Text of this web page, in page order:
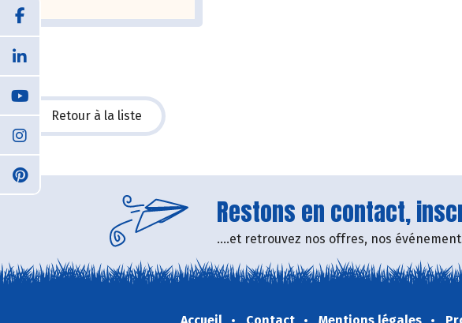
Retour à la liste
Restons en contact,
....et retrouvez nos offres, nos